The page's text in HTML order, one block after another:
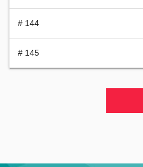
# 144
# 145